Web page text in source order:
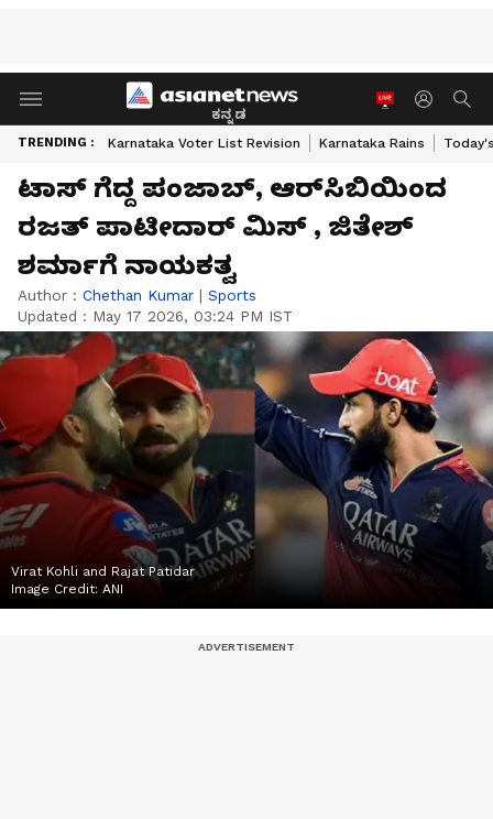
ಕನ್ನಡ
TRENDING : Karnataka Voter List Revision Karnataka Rains
ಟಾಸ್ ಗೆದ್ದ ಪಂಜಾಬ್, ಆರ್‌ಸಿಬಿಯಿಂದ
ರಜತ್ ಪಾಟೀದಾರ್ ಮಿಸ್ , ಜಿತೇಶ್
ಶರ್ಮಾಗೆ ನಾಯಕತ್ವ
Author : Chethan Kumar | Sports
Updated : May 17 2026, 03:24 PM IST
Virat Kohli and Rajat Patidar
Image Credit: ANI